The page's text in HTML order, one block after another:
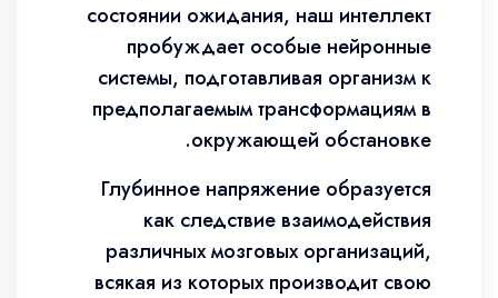
состоянии ожидания, наш интеллект
пробуждает особые нейронные
системы, подготавливая организм к
предполагаемым трансформациям в
окружающей обстановке.
Глубинное напряжение образуется
как следствие взаимодействия
различных мозговых организаций,
всякая из которых производит свою